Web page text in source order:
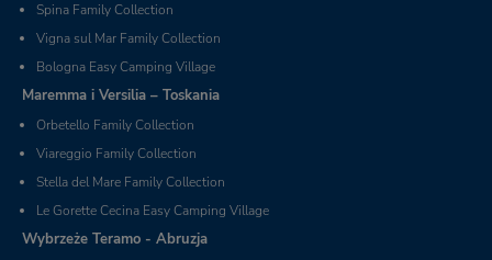
Spina Family Collection
Vigna sul Mar Family Collection
Bologna Easy Camping Village
Maremma i Versilia – Toskania
Orbetello Family Collection
Viareggio Family Collection
Stella del Mare Family Collection
Le Gorette Cecina Easy Camping Village
Wybrzeże Teramo - Abruzja